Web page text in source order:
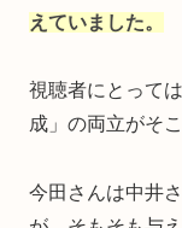
えていました。
視聴者にとって
成」の両立がそ
今田さんは中井